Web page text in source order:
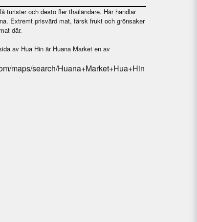
turister och desto fler thailändare. Här handlar
Extremt prisvärd mat, färsk frukt och grönsaker
där.
av Hua Hin är Huana Market en av
maps/search/Huana+Market+Hua+Hin